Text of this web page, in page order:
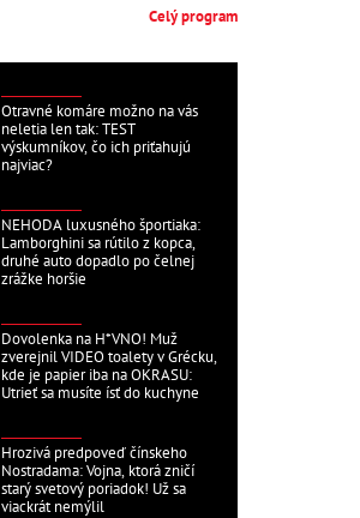
Celý program
Otravné komáre možno na vás
neletia len tak: TEST
výskumníkov, čo ich priťahujú
najviac?
NEHODA luxusného športiaka:
Lamborghini sa rútilo z kopca,
druhé auto dopadlo po čelnej
zrážke horšie
Dovolenka na H*VNO! Muž
zverejnil VIDEO toalety v Grécku,
kde je papier iba na OKRASU:
Utrieť sa musíte ísť do kuchyne
Hrozivá predpoveď čínskeho
Nostradama: Vojna, ktorá zničí
starý svetový poriadok! Už sa
viackrát nemýlil